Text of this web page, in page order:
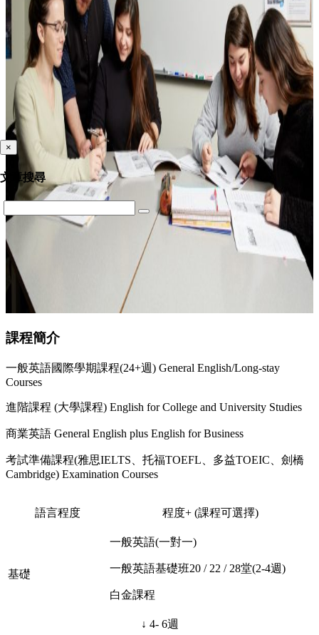
課程簡介
一般英語國際學期課程(24+週) General English/Long-stay
Courses
進階課程 (大學課程) English for College and University Studies
商業英語 General English plus English for Business
考試準備課程(雅思IELTS、托福TOEFL、多益TOEIC、劍橋
Cambridge) Examination Courses
語言程度 程度+ (課程可選擇)
基礎
一般英語(一對一)
一般英語基礎班20 / 22 / 28堂(2-4週)
白金課程
↓ 4- 6週
×
文章搜尋